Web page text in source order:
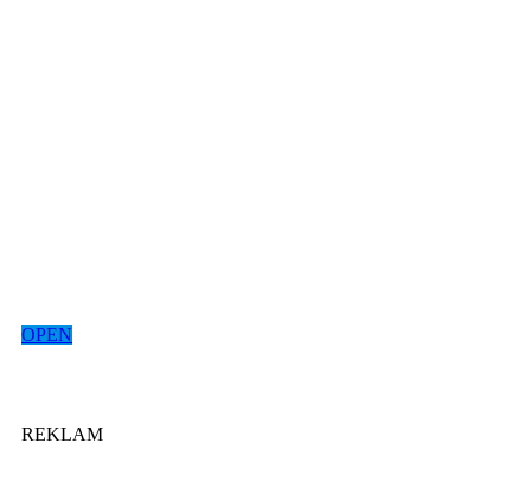
OPEN
REKLAM